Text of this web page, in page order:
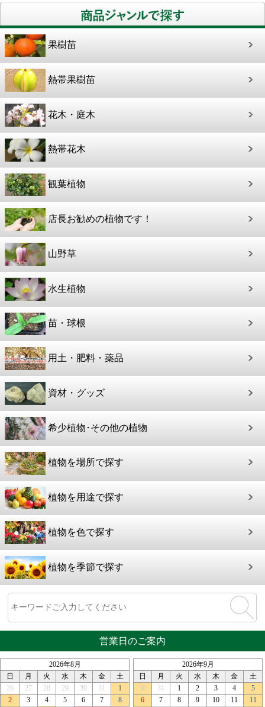
果樹苗
熱帯果樹苗
花木・庭木
熱帯花木
観葉植物
店長お勧めの植物です！
山野草
水生植物
苗・球根
用土・肥料・薬品
資材・グッズ
希少植物･その他の植物
植物を場所で探す
植物を用途で探す
植物を色で探す
植物を季節で探す
営業日のご案内